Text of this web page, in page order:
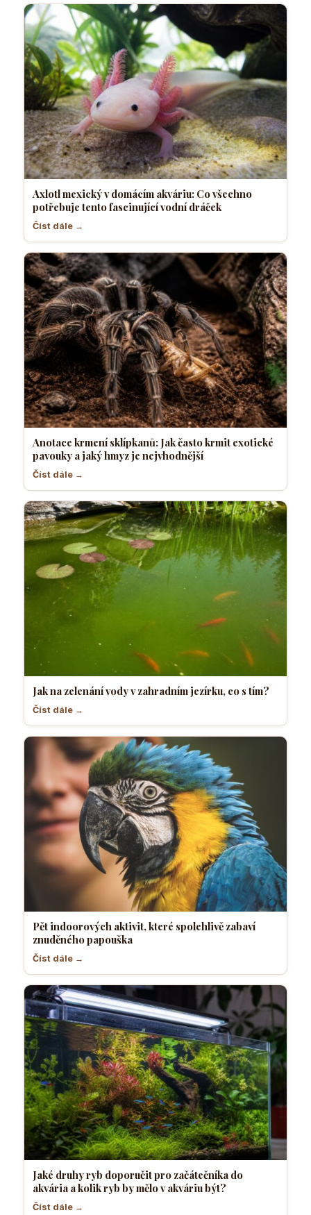
Axlotl mexický v domácím akváriu: Co všechno
potřebuje tento fascinující vodní dráček
Číst dále →
Anotace krmení sklípkanů: Jak často krmit exotické
pavouky a jaký hmyz je nejvhodnější
Číst dále →
Jak na zelenání vody v zahradním jezírku, co s tím?
Číst dále →
Pět indoorových aktivit, které spolehlivě zabaví
znuděného papouška
Číst dále →
Jaké druhy ryb doporučit pro začátečníka do
akvária a kolik ryb by mělo v akváriu být?
Číst dále →